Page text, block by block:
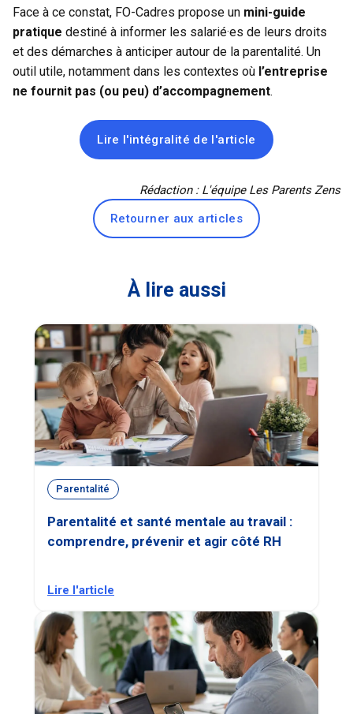
Face à ce constat, FO-Cadres propose un mini-guide
pratique destiné à informer les salarié·es de leurs droits
et des démarches à anticiper autour de la parentalité. Un
outil utile, notamment dans les contextes où l’entreprise
ne fournit pas (ou peu) d’accompagnement.
Lire l'intégralité de l'article
Rédaction : L'équipe Les Parents Zens
Retourner aux articles
À lire aussi
Parentalité
Parentalité et santé mentale au travail :
comprendre, prévenir et agir côté RH
Lire l'article